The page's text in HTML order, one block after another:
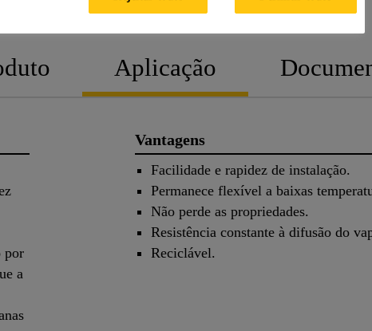
Aplicação
por
a
Vantagens
Facilidade e rapidez de instalação.
Permanece flexível a baixas
Não perde as propriedades.
Resistência constante à difusão do
Reciclável.